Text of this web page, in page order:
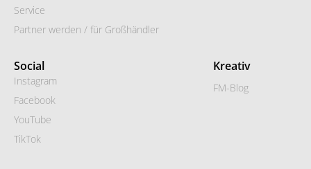
Service
Partner werden / für Großhändler
Social
Instagram
Facebook
YouTube
TikTok
Kreativ
FM-Blog